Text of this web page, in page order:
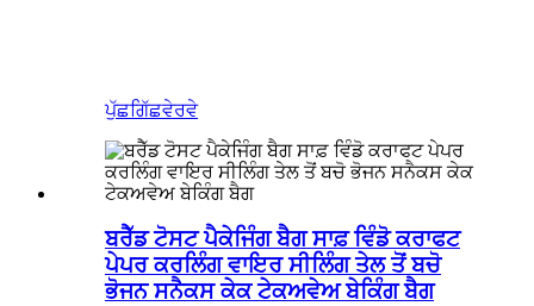
ਪੁੱਛਗਿੱਛਵੇਰਵੇ
ਬਰੈੱਡ ਟੋਸਟ ਪੈਕੇਜਿੰਗ ਬੈਗ ਸਾਫ਼ ਵਿੰਡੋ ਕਰਾਫਟ
ਪੇਪਰ ਕਰਲਿੰਗ ਵਾਇਰ ਸੀਲਿੰਗ ਤੇਲ ਤੋਂ ਬਚੋ
ਭੋਜਨ ਸਨੈਕਸ ਕੇਕ ਟੇਕਅਵੇਅ ਬੇਕਿੰਗ ਬੈਗ